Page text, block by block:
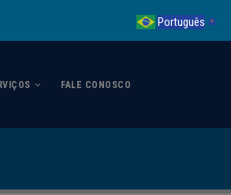
FALE CONOSCO
Português ▼